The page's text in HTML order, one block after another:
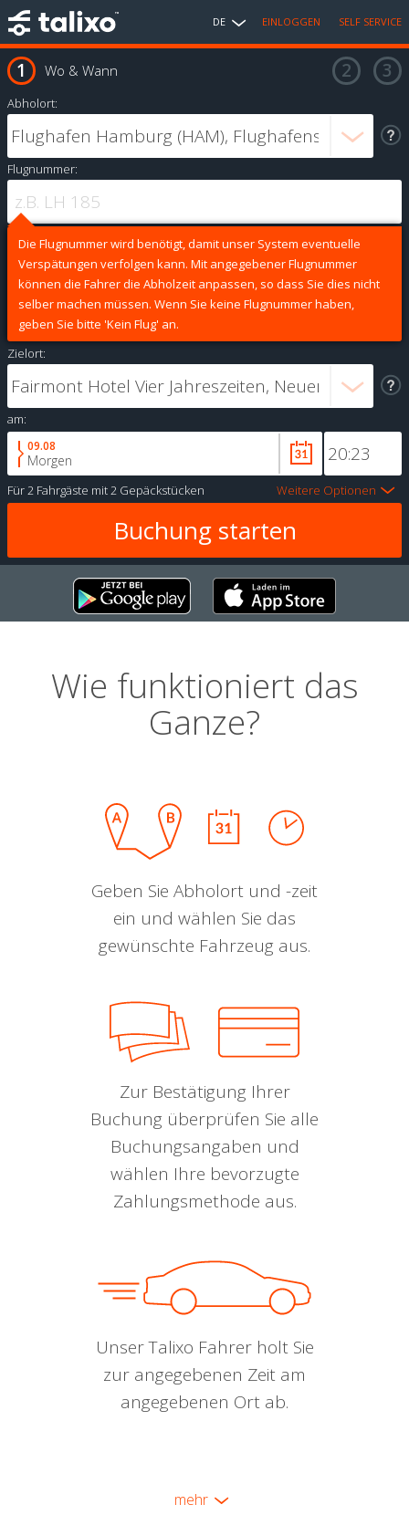
DE EINLOGGEN SELF SERVICE
Wo & Wann
Abholort:
Flugnummer:
Die Flugnummer wird benötigt, damit unser System eventuelle
Verspätungen verfolgen kann. Mit angegebener Flugnummer
können die Fahrer die Abholzeit anpassen, so dass Sie dies nicht
selber machen müssen. Wenn Sie keine Flugnummer haben,
geben Sie bitte 'Kein Flug' an.
Zielort:
am:
09.08
Morgen
Für2 Fahrgäste mit2 Gepäckstücken Weitere Optionen
Wie funktioniert das
Ganze?
Geben Sie Abholort und -zeit
ein und wählen Sie das
gewünschte Fahrzeug aus.
Zur Bestätigung Ihrer
Buchung überprüfen Sie alle
Buchungsangaben und
wählen Ihre bevorzugte
Zahlungsmethode aus.
Unser Talixo Fahrer holt Sie
zur angegebenen Zeit am
angegebenen Ort ab.
mehr